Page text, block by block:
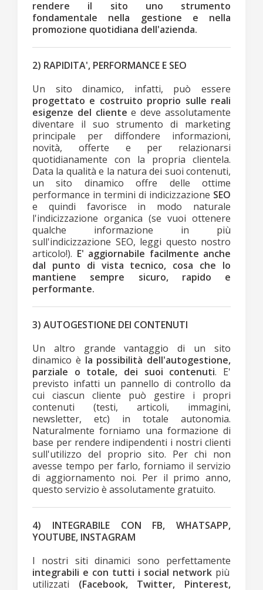
rendere il sito uno strumento
fondamentale nella gestione e nella
promozione quotidiana dell'azienda.
2) RAPIDITA', PERFORMANCE E SEO
Un sito dinamico, infatti, può essere
progettato e costruito proprio sulle reali
esigenze del cliente e deve assolutamente
diventare il suo strumento di marketing
principale per diffondere informazioni,
novità, offerte e per relazionarsi
quotidianamente con la propria clientela.
Data la qualità e la natura dei suoi contenuti,
un sito dinamico offre delle ottime
performance in termini di indicizzazione SEO
e quindi favorisce in modo naturale
l'indicizzazione organica (se vuoi ottenere
qualche informazione in più
sull'indicizzazione SEO, leggi questo nostro
articolo!). E' aggiornabile facilmente anche
dal punto di vista tecnico, cosa che lo
mantiene sempre sicuro, rapido e
performante.
3) AUTOGESTIONE DEI CONTENUTI
Un altro grande vantaggio di un sito
dinamico è la possibilità dell'autogestione,
parziale o totale, dei suoi contenuti. E'
previsto infatti un pannello di controllo da
cui ciascun cliente può gestire i propri
contenuti (testi, articoli, immagini,
newsletter, etc) in totale autonomia.
Naturalmente forniamo una formazione di
base per rendere indipendenti i nostri clienti
sull'utilizzo del proprio sito. Per chi non
avesse tempo per farlo, forniamo il servizio
di aggiornamento noi. Per il primo anno,
questo servizio è assolutamente gratuito.
4) INTEGRABILE CON FB, WHATSAPP,
YOUTUBE, INSTAGRAM
I nostri siti dinamici sono perfettamente
integrabili e con tutti i social network più
utilizzati (Facebook, Twitter, Pinterest,